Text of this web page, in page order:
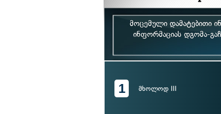
მოცემული დამატებითი
ინფორმაციას დგომა-
1 მხოლოდ III